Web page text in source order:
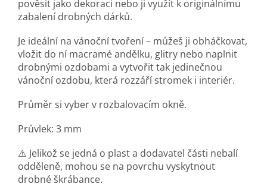
pověsit jako dekoraci nebo ji využít k originálnímu
zabalení drobných dárků.
Je ideální na vánoční tvoření – můžeš ji obháčkovat,
vložit do ní macramé andělku, glitry nebo naplnit
drobnými ozdobami a vytvořit tak jedinečnou
vánoční ozdobu, která rozzáří stromek i interiér.
Průměr si vyber v rozbalovacím okně.
Průvlek: 3 mm
⚠️ Jelikož se jedná o plast a dodavatel části nebalí
odděleně, mohou se na povrchu vyskytnout
drobné škrábance.